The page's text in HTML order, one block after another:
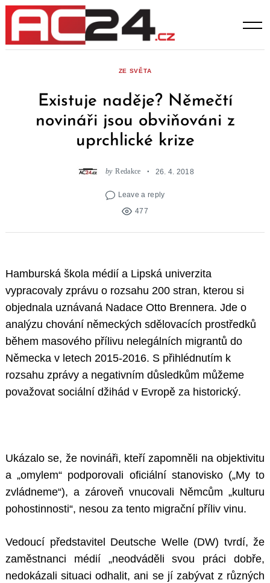
Skip
content
ZE SVĚTA
Existuje naděje? Němečtí
novináři jsou obviňováni z
uprchlické krize
by Redakce 26. 4. 2018
Leave a reply
477
Hamburská škola médií a Lipská univerzita
vypracovaly zprávu o rozsahu 200 stran, kterou si
objednala uznávaná Nadace Otto Brennera. Jde o
analýzu chování německých sdělovacích prostředků
během masového přílivu nelegálních migrantů do
Německa v letech 2015-2016. S přihlédnutím k
rozsahu zprávy a negativním důsledkům můžeme
považovat sociální džihád v Evropě za historický.
Ukázalo se, že novináři, kteří zapomněli na objektivitu
a „omylem“ podporovali oficiální stanovisko („My to
zvládneme“), a zároveň vnucovali Němcům „kulturu
pohostinnosti“, nesou za tento migrační příliv vinu.
Vedoucí představitel Deutsche Welle (DW) tvrdí, že
zaměstnanci médií „neodváděli svou práci dobře,
nedokázali situaci odhalit, ani se jí zabývat z různých